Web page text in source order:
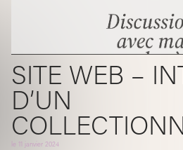
SITE WEB –
D’UN
le 11 janvier 2024